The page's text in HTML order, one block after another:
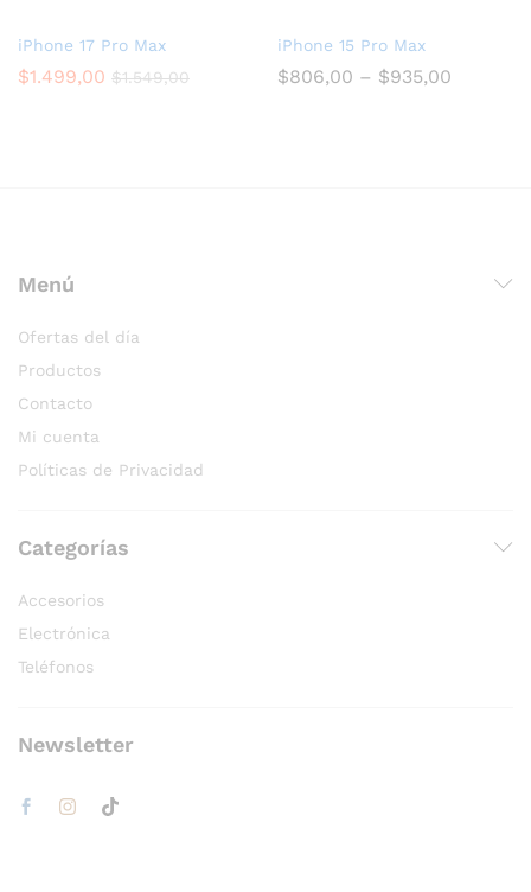
iPhone 17 Pro Max
$1.499,00 $1.549,00
iPhone 15 Pro Max
$806,00 – $935,00
Menú
Ofertas del día
Productos
Contacto
Mi cuenta
Políticas de Privacidad
Categorías
Accesorios
Electrónica
Teléfonos
Newsletter